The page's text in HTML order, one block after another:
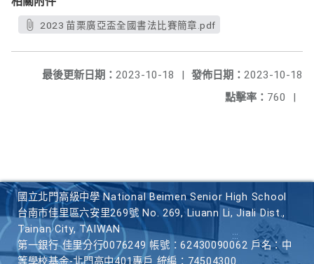
2023 苗栗廣亞盃全國書法比賽簡章.pdf
發佈日期： 2023-10-18
最後更新日期： 2023-10-18
|
點擊率： 760 |
國立北門高級中學 National Beimen Senior High School
台南市佳里區六安里269號 No. 269, Liuann Li, Jiali Dist.,
Tainan City, TAIWAN
第一銀行 佳里分行0076249 帳號：62430090062 戶名：中
等學校基金-北門高中401專戶 統編：74504300